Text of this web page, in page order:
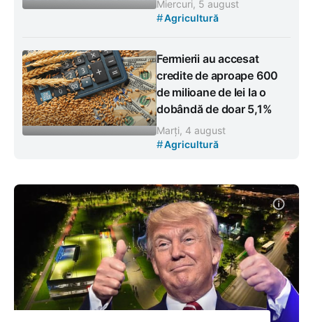
Miercuri, 5 august
#Agricultură
Fermierii au accesat
credite de aproape 600
de milioane de lei la o
dobândă de doar 5,1%
Marți, 4 august
#Agricultură